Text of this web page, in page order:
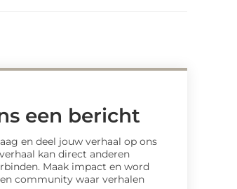
een bericht
en deel jouw verhaal op ons
kan direct anderen
Maak impact en word
community waar verhalen